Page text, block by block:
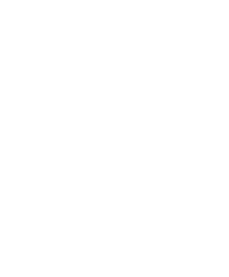
ने अध्यक्ष पद पर